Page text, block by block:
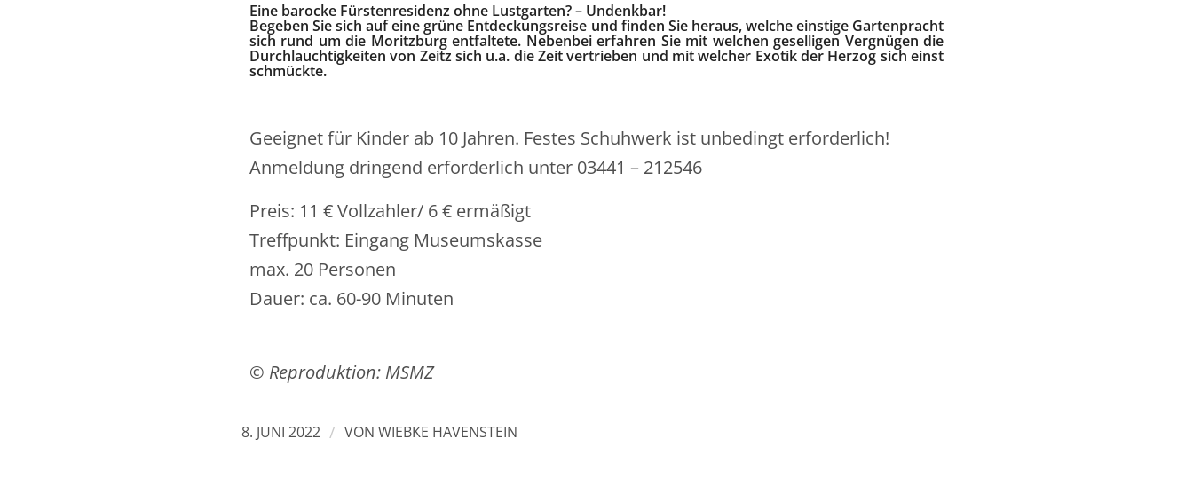
Eine barocke Fürstenresidenz ohne Lustgarten? – Undenkbar!
Begeben Sie sich auf eine grüne Entdeckungsreise und finden Sie heraus, welche einstige Gartenpracht
sich rund um die Moritzburg entfaltete. Nebenbei erfahren Sie mit welchen geselligen Vergnügen die
Durchlauchtigkeiten von Zeitz sich u.a. die Zeit vertrieben und mit welcher Exotik der Herzog sich einst
schmückte.
Geeignet für Kinder ab 10 Jahren. Festes Schuhwerk ist unbedingt erforderlich!
Anmeldung dringend erforderlich unter 03441 – 212546
Preis: 11 € Vollzahler/ 6 € ermäßigt
Treffpunkt: Eingang Museumskasse
max. 20 Personen
Dauer: ca. 60-90 Minuten
© Reproduktion: MSMZ
8. JUNI 2022 / VON WIEBKE HAVENSTEIN